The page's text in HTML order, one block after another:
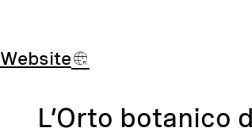
Website
L’Orto botanico